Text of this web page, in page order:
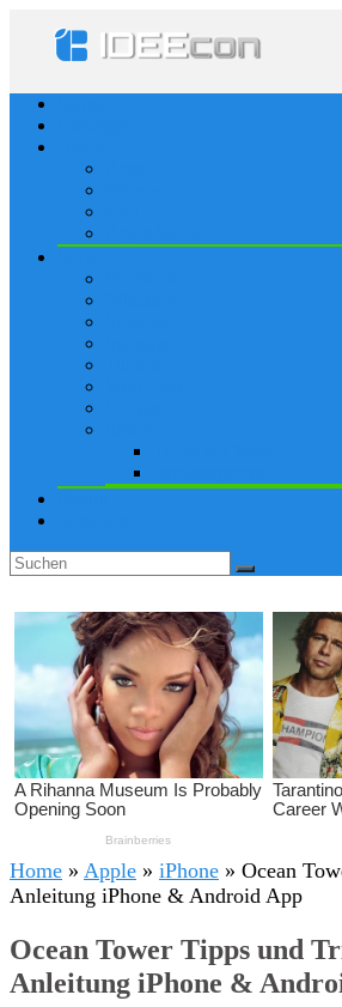
Home » Apple » iPhone » Ocean
Anleitung iPhone & Android App
Ocean Tower Tipps und
Anleitung iPhone &